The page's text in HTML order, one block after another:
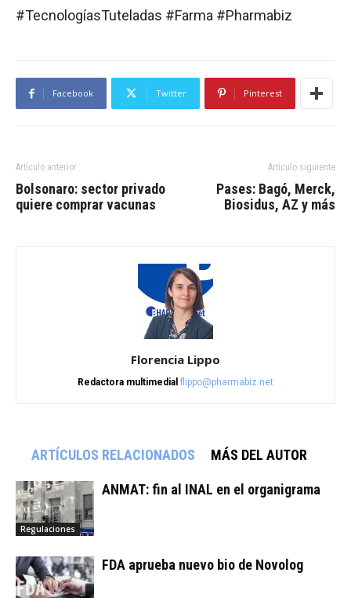
#TecnologíasTuteladas #Farma #Pharmabiz
Facebook Twitter Pinterest
Artículo anterior
Bolsonaro: sector privado
quiere comprar vacunas
Artículo siguiente
Pases: Bagó, Merck,
Biosidus, AZ y más
Florencia Lippo
Redactora multimedial flippo@pharmabiz.net
ARTÍCULOS RELACIONADOS MÁS DEL AUTOR
Regulaciones
ANMAT: fin al INAL en el organigrama
FDA aprueba nuevo bio de Novolog